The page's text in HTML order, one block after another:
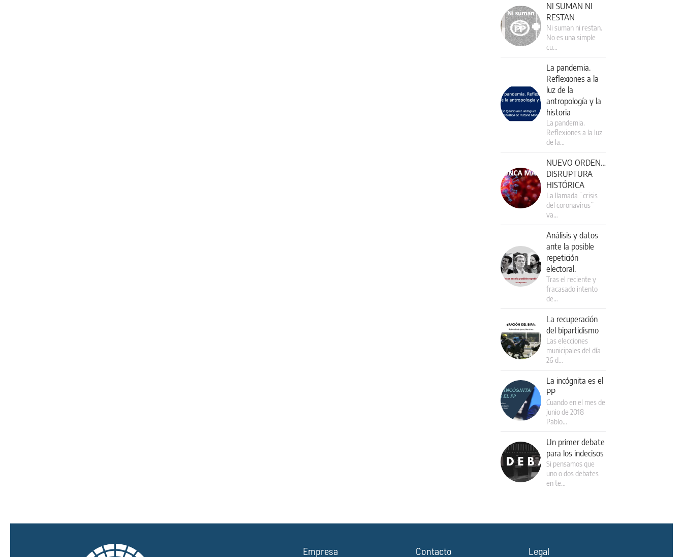
NI SUMAN NI
RESTAN
Ni suman ni restan.
No es una simple
cu…
La pandemia.
Reflexiones a la
luz de la
antropología y la
historia
La pandemia.
Reflexiones a la luz
de la…
NUEVO ORDEN…
DISRUPTURA
HISTÓRICA
La llamada ¨crisis
del coronavirus¨
va…
Análisis y datos
ante la posible
repetición
electoral.
Tras el reciente y
fracasado intento
de…
La recuperación
del bipartidismo
Las elecciones
municipales del día
26 d…
La incógnita es el
PP
Cuando en el mes de
junio de 2018
Pablo…
Un primer debate
para los indecisos
Si pensamos que
uno o dos debates
en te…
Empresa Contacto Legal